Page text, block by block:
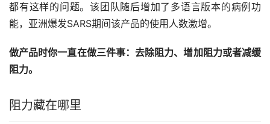
都有这样的问题。该团队随后增加了多语言版本的病例功
能，亚洲爆发SARS期间该产品的使用人数激增。
做产品时你一直在做三件事：去除阻力、增加阻力或者减缓
阻力。
阻力藏在哪里